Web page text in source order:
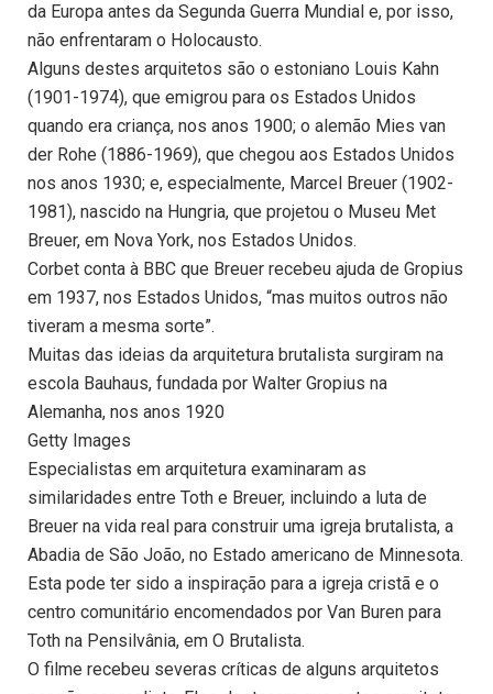
da Europa antes da Segunda Guerra Mundial e, por isso,
não enfrentaram o Holocausto.
Alguns destes arquitetos são o estoniano Louis Kahn
(1901-1974), que emigrou para os Estados Unidos
quando era criança, nos anos 1900; o alemão Mies van
der Rohe (1886-1969), que chegou aos Estados Unidos
nos anos 1930; e, especialmente, Marcel Breuer (1902-
1981), nascido na Hungria, que projetou o Museu Met
Breuer, em Nova York, nos Estados Unidos.
Corbet conta à BBC que Breuer recebeu ajuda de Gropius
em 1937, nos Estados Unidos, “mas muitos outros não
tiveram a mesma sorte”.
Muitas das ideias da arquitetura brutalista surgiram na
escola Bauhaus, fundada por Walter Gropius na
Alemanha, nos anos 1920
Getty Images
Especialistas em arquitetura examinaram as
similaridades entre Toth e Breuer, incluindo a luta de
Breuer na vida real para construir uma igreja brutalista, a
Abadia de São João, no Estado americano de Minnesota.
Esta pode ter sido a inspiração para a igreja cristã e o
centro comunitário encomendados por Van Buren para
Toth na Pensilvânia, em O Brutalista.
O filme recebeu severas críticas de alguns arquitetos